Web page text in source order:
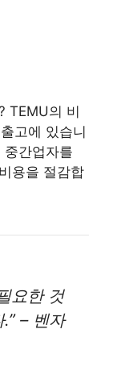
TEMU의 비
고에 있습니
간업자를
용을 절감합
요한 것
– 벤자